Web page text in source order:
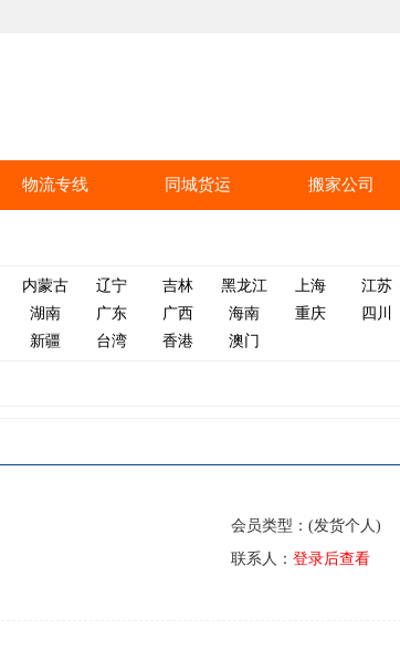
物流专线 同城货运 搬家公司
内蒙古 辽宁 吉林 黑龙江 上海 江苏
湖南 广东 广西 海南 重庆 四川
新疆 台湾 香港 澳门
会员类型：(发货个人)
联系人： 登录后查看